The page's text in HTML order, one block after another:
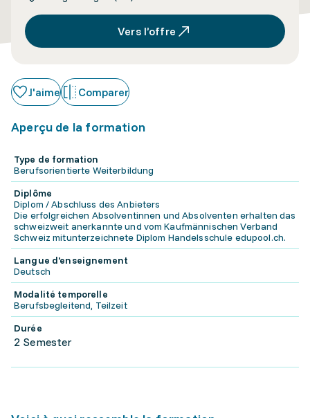
Vers l’offre
J'aime Comparer
Aperçu de la formation
Type de formation
Berufsorientierte Weiterbildung
Diplôme
Diplom / Abschluss des Anbieters
Die erfolgreichen Absolventinnen und Absolventen erhalten das
schweizweit anerkannte und vom Kaufmännischen Verband
Schweiz mitunterzeichnete Diplom Handelsschule edupool.ch.
Langue d'enseignement
Deutsch
Modalité temporelle
Berufsbegleitend, Teilzeit
Durée
2 Semester